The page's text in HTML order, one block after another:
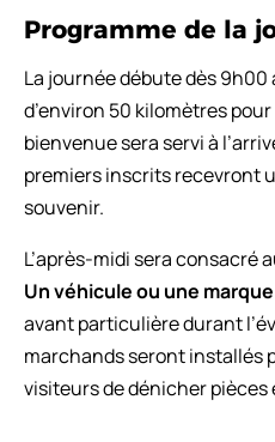
Programme de la
La journée débute dès
d’environ 50 kilomètres
bienvenue sera servi à
premiers inscrits recevront
souvenir.
L’après-midi sera consacré
Un véhicule ou une marque
avant particulière durant
marchands seront installés
visiteurs de dénicher pièces